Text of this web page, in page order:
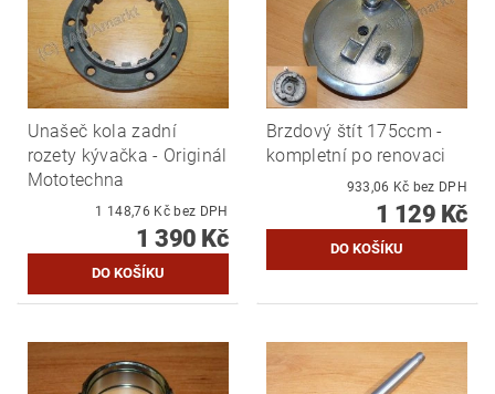
Unašeč kola zadní
rozety kývačka - Originál
Mototechna
1 148,76 Kč bez DPH
1 390 Kč
Brzdový štít 175ccm -
kompletní po renovaci
933,06 Kč bez DPH
1 129 Kč